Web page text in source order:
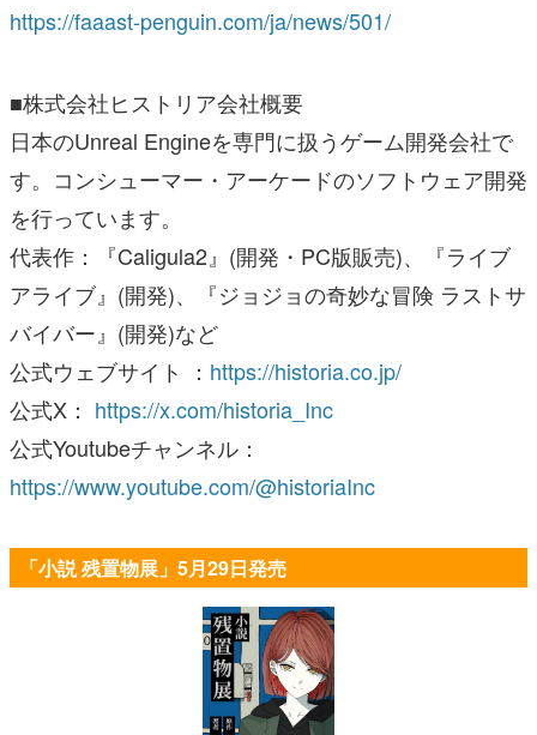
https://faaast-penguin.com/ja/news/501/
■株式会社ヒストリア会社概要
日本のUnreal Engineを専門に扱うゲーム開発会社で
す。コンシューマー・アーケードのソフトウェア開発
を行っています。
代表作：『Caligula2』(開発・PC版販売)、『ライブ
アライブ』(開発)、『ジョジョの奇妙な冒険 ラストサ
バイバー』(開発)など
公式ウェブサイト ： https://historia.co.jp/
公式X： https://x.com/historia_Inc
公式Youtubeチャンネル：
https://www.youtube.com/@historiaInc
「小説 残置物展」5月29日発売